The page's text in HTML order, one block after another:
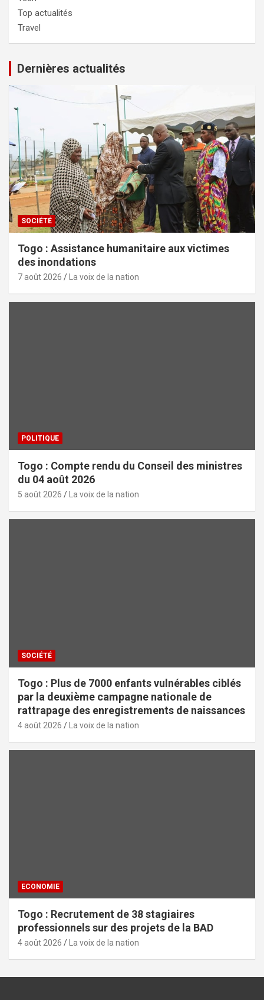
Top actualités
Travel
Dernières actualités
SOCIÉTÉ
Togo : Assistance humanitaire aux victimes
des inondations
7 août 2026 La voix de la nation
POLITIQUE
Togo : Compte rendu du Conseil des ministres
du 04 août 2026
5 août 2026 La voix de la nation
SOCIÉTÉ
Togo : Plus de 7000 enfants vulnérables ciblés
par la deuxième campagne nationale de
rattrapage des enregistrements de naissances
4 août 2026 La voix de la nation
ECONOMIE
Togo : Recrutement de 38 stagiaires
professionnels sur des projets de la BAD
4 août 2026 La voix de la nation